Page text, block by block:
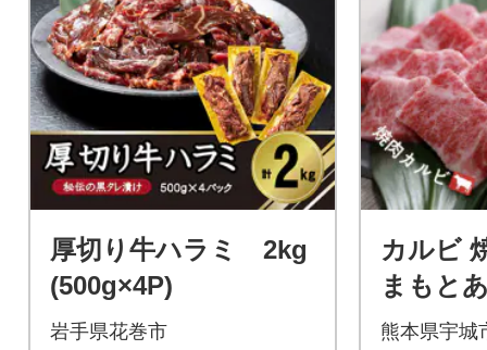
厚切り牛ハラミ 2kg
(500g×4P)
岩手県花巻市
カルビ
まもと
ブラン
熊本県宇城